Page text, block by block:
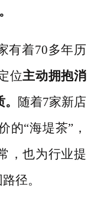
有着70多年历
位主动拥抱消
随着7家新店
的“海堤茶”，
，也为行业提
径。